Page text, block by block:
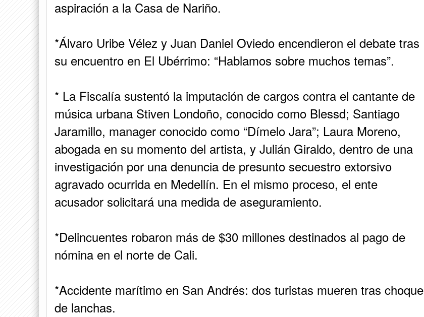
aspiración a la Casa de Nariño.
*Álvaro Uribe Vélez y Juan Daniel Oviedo encendieron el debate tras
su encuentro en El Ubérrimo: “Hablamos sobre muchos temas”.
* La Fiscalía sustentó la imputación de cargos contra el cantante de
música urbana Stiven Londoño, conocido como Blessd; Santiago
Jaramillo, manager conocido como “Dímelo Jara”; Laura Moreno,
abogada en su momento del artista, y Julián Giraldo, dentro de una
investigación por una denuncia de presunto secuestro extorsivo
agravado ocurrida en Medellín. En el mismo proceso, el ente
acusador solicitará una medida de aseguramiento.
*Delincuentes robaron más de $30 millones destinados al pago de
nómina en el norte de Cali.
*Accidente marítimo en San Andrés: dos turistas mueren tras choque
de lanchas.